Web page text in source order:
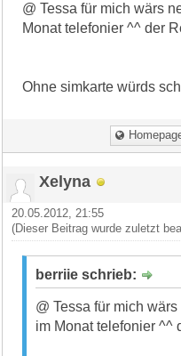
@ Tessa für mich wärs
Monat telefonier ^^ der
Ohne simkarte würds
Xelyna
20.05.2012, 21:55
(Dieser Beitrag wurde zuletzt
berriie schrieb:
@ Tessa für mich
im Monat telefonier ^^